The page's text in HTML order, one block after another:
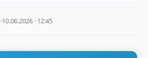
·10.06.2026 · 12:45